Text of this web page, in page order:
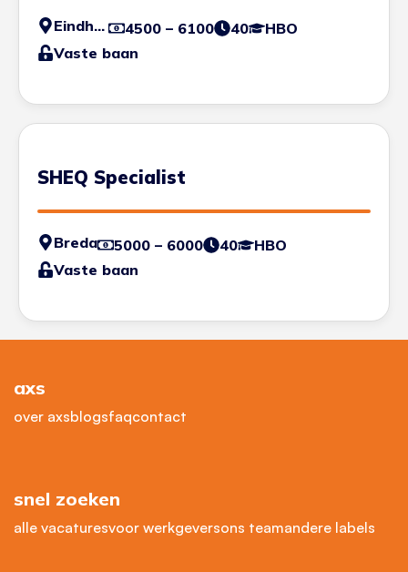
Eindhoven 4500 – 6100 40
HBO
Vaste baan
SHEQ Specialist
Breda 5000 – 6000 40
HBO
Vaste baan
axs
over axsblogsfaqcontact
snel zoeken
alle vacaturesvoor werkgeversons teamandere labels